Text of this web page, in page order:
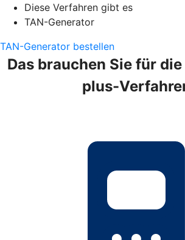
Diese Verfahren gibt es
TAN-Generator
TAN-Generator bestellen
Das brauchen Sie für
plus-